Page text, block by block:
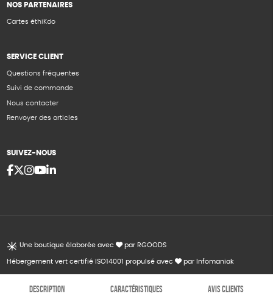
NOS PARTENAIRES
Cartes éthiKdo
SERVICE CLIENT
Questions fréquentes
Suivi de commande
Nous contacter
Renvoyer des articles
SUIVEZ-NOUS
Une boutique élaborée avec par RGOODS
Hébergement vert certifié ISO14001 propulsé avec par Infomaniak
DESCRIPTION CARACTÉRISTIQUES AVIS CLIENTS